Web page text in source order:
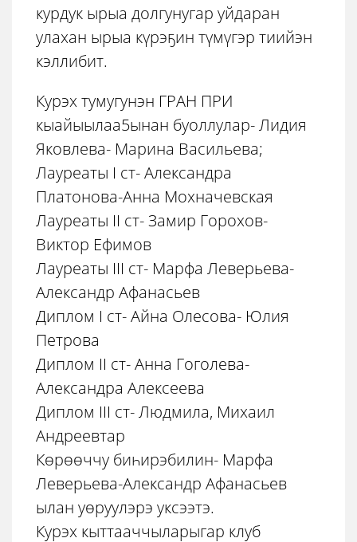
курдук ырыа долгунугар уйдаран
улахан ырыа күрэҕин түмүгэр тиийэн
кэллибит.
Курэх тумугунэн ГРАН ПРИ
кыайыылаа5ынан буоллулар- Лидия
Яковлева- Марина Васильева;
Лауреаты I ст- Александра
Платонова-Анна Мохначевская
Лауреаты II ст- Замир Горохов-
Виктор Ефимов
Лауреаты III ст- Марфа Леверьева-
Александр Афанасьев
Диплом I ст- Айна Олесова- Юлия
Петрова
Диплом II ст- Анна Гоголева-
Александра Алексеева
Диплом III cт- Людмила, Михаил
Андреевтар
Кѳрѳѳччу биһирэбилин- Марфа
Леверьева-Александр Афанасьев
ылан уѳруулэрэ уксээтэ.
Курэх кыттааччыларыгар клуб